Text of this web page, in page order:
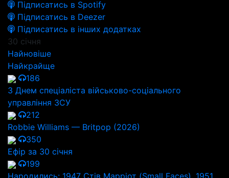
Підписатись в Spotify
Підписатись в Deezer
Підписатись в інших додатках
30 січня
Найновіше
Найкрайще
186
З Днем спеціаліста військово-соціального
управління ЗСУ
212
Robbie Williams — Britpop (2026)
350
Ефір за 30 січня
199
Народились: 1947 Стів Марріот (Small Faces), 1951